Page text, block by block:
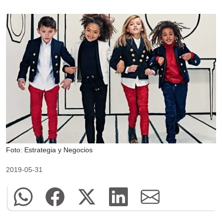
Foto: Estrategia y Negocios
2019-05-31